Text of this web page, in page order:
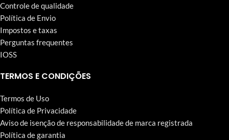
Controle de qualidade
Política de Envio
Impostos e taxas
Perguntas frequentes
IOSS
TERMOS E CONDIÇÕES
Termos de Uso
Política de Privacidade
Aviso de isenção de responsabilidade de marca registrada
Política de garantia